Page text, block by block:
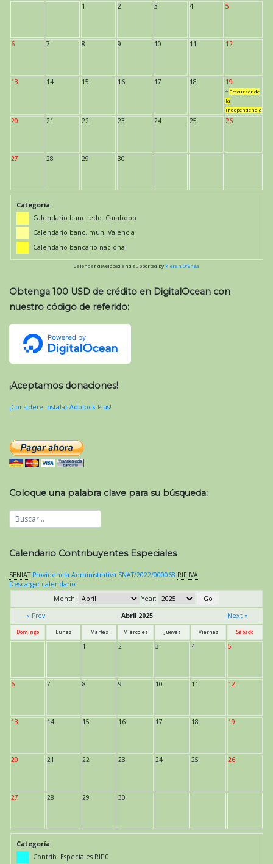
1 2 3 4 5
6 7 8 9 10 11 12
13 14 15 16 17 18 19
* Precursor de
la
Independencia
20 21 22 23 24 25 26
27 28 29 30
Categoría
Calendario banc. edo. Carabobo
Calendario banc. mun. Valencia
Calendario bancario nacional
Calendar developed and supported by Kieran O'Shea
Obtenga 100 USD de crédito en DigitalOcean con
nuestro código de referido:
¡Aceptamos donaciones!
¡Considere instalar Adblock Plus!
Coloque una palabra clave para su búsqueda:
Calendario Contribuyentes Especiales
SENIAT Providencia Administrativa SNAT/2022/000068 RIF IVA.
Descargar calendario
Month:
Year:
« Prev
Abril 2025 Next »
Domingo Lunes Martes Miércoles Jueves Viernes Sábado
1 2 3 4 5
6 7 8 9 10 11 12
13 14 15 16 17 18 19
20 21 22 23 24 25 26
27 28 29 30
Categoría
Contrib. Especiales RIF 0